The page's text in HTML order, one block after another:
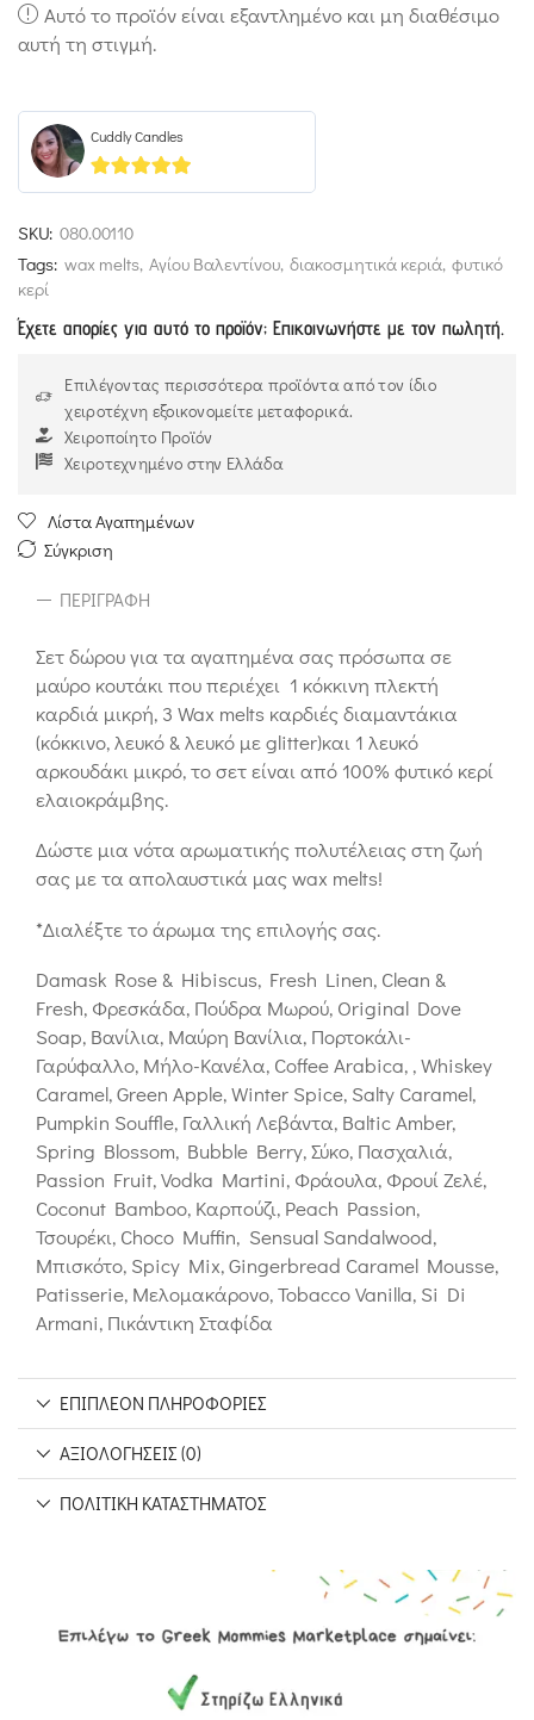
Αυτό το προϊόν είναι εξαντλημένο και μη διαθέσιμο
αυτή τη στιγμή.
Cuddly Candles
5out of 5
SKU: 080.00110
Tags: wax melts, Αγίου Βαλεντίνου, διακοσμητικά κεριά, φυτικό
κερί
Έχετε απορίες για αυτό το προϊόν; Επικοινωνήστε με τον πωλητή.
Επιλέγοντας περισσότερα προϊόντα από τον ίδιο
χειροτέχνη εξοικονομείτε μεταφορικά.
Χειροποίητο Προϊόν
Χειροτεχνημένο στην Ελλάδα
Λίστα Αγαπημένων
Σύγκριση
ΠΕΡΙΓΡΑΦΉ
Σετ δώρου για τα αγαπημένα σας πρόσωπα σε
μαύρο κουτάκι που περιέχει 1 κόκκινη πλεκτή
καρδιά μικρή, 3 Wax melts καρδιές διαμαντάκια
(κόκκινο, λευκό & λευκό με glitter)και 1 λευκό
αρκουδάκι μικρό, το σετ είναι από 100% φυτικό κερί
ελαιοκράμβης.
Δώστε μια νότα αρωματικής πολυτέλειας στη ζωή
σας με τα απολαυστικά μας wax melts!
*Διαλέξτε το άρωμα της επιλογής σας.
Damask Rose & Hibiscus, Fresh Linen, Clean &
Fresh, Φρεσκάδα, Πούδρα Μωρού, Original Dove
Soap, Βανίλια, Μαύρη Βανίλια, Πορτοκάλι-
Γαρύφαλλο, Μήλο-Κανέλα, Coffee Arabica, , Whiskey
Caramel, Green Apple, Winter Spice, Salty Caramel,
Pumpkin Souffle, Γαλλική Λεβάντα, Baltic Amber,
Spring Blossom, Bubble Berry, Σύκο, Πασχαλιά,
Passion Fruit, Vodka Martini, Φράουλα, Φρουί Ζελέ,
Coconut Bamboo, Καρπούζι, Peach Passion,
Τσουρέκι, Choco Muffin, Sensual Sandalwood,
Μπισκότο, Spicy Mix, Gingerbread Caramel Mousse,
Patisserie, Μελομακάρονο, Tobacco Vanilla, Si Di
Armani, Πικάντικη Σταφίδα
ΕΠΙΠΛΈΟΝ ΠΛΗΡΟΦΟΡΊΕΣ
ΑΞΙΟΛΟΓΉΣΕΙΣ (0)
ΠΟΛΙΤΙΚΉ ΚΑΤΑΣΤΉΜΑΤΟΣ